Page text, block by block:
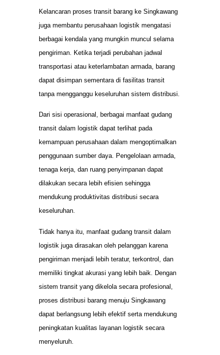
Kelancaran proses transit barang ke Singkawang
juga membantu perusahaan logistik mengatasi
berbagai kendala yang mungkin muncul selama
pengiriman. Ketika terjadi perubahan jadwal
transportasi atau keterlambatan armada, barang
dapat disimpan sementara di fasilitas transit
tanpa mengganggu keseluruhan sistem distribusi.
Dari sisi operasional, berbagai manfaat gudang
transit dalam logistik dapat terlihat pada
kemampuan perusahaan dalam mengoptimalkan
penggunaan sumber daya. Pengelolaan armada,
tenaga kerja, dan ruang penyimpanan dapat
dilakukan secara lebih efisien sehingga
mendukung produktivitas distribusi secara
keseluruhan.
Tidak hanya itu, manfaat gudang transit dalam
logistik juga dirasakan oleh pelanggan karena
pengiriman menjadi lebih teratur, terkontrol, dan
memiliki tingkat akurasi yang lebih baik. Dengan
sistem transit yang dikelola secara profesional,
proses distribusi barang menuju Singkawang
dapat berlangsung lebih efektif serta mendukung
peningkatan kualitas layanan logistik secara
menyeluruh.